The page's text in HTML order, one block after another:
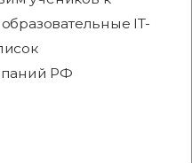
IT-
РФ